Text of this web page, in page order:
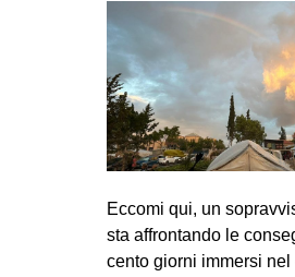
Eccomi qui, un
sta affrontando le
cento giorni immersi nel